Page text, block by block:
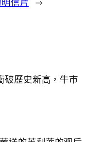
破歷史新高，牛市